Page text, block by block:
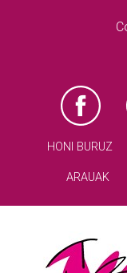
HONI BURUZ
ARAUAK